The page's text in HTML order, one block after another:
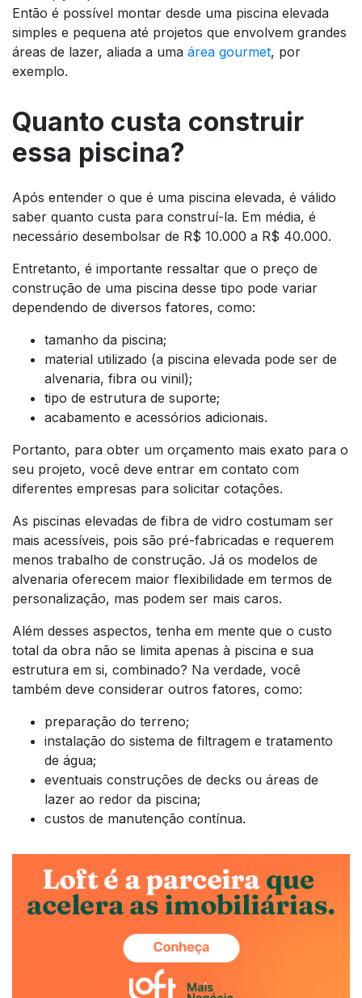
Então é possível montar desde uma piscina elevada
simples e pequena até projetos que envolvem grandes
áreas de lazer, aliada a uma área gourmet, por
exemplo.
Quanto custa construir
essa piscina?
Após entender o que é uma piscina elevada, é válido
saber quanto custa para construí-la. Em média, é
necessário desembolsar de R$ 10.000 a R$ 40.000.
Entretanto, é importante ressaltar que o preço de
construção de uma piscina desse tipo pode variar
dependendo de diversos fatores, como:
tamanho da piscina;
material utilizado (a piscina elevada pode ser de
alvenaria, fibra ou vinil);
tipo de estrutura de suporte;
acabamento e acessórios adicionais.
Portanto, para obter um orçamento mais exato para o
seu projeto, você deve entrar em contato com
diferentes empresas para solicitar cotações.
As piscinas elevadas de fibra de vidro costumam ser
mais acessíveis, pois são pré-fabricadas e requerem
menos trabalho de construção. Já os modelos de
alvenaria oferecem maior flexibilidade em termos de
personalização, mas podem ser mais caros.
Além desses aspectos, tenha em mente que o custo
total da obra não se limita apenas à piscina e sua
estrutura em si, combinado? Na verdade, você
também deve considerar outros fatores, como:
preparação do terreno;
instalação do sistema de filtragem e tratamento
de água;
eventuais construções de decks ou áreas de
lazer ao redor da piscina;
custos de manutenção contínua.